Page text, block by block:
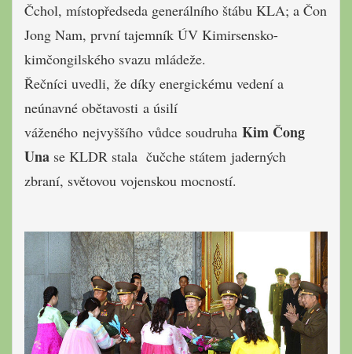
Čchol, místopředseda generálního štábu KLA; a Čon
Jong Nam, první tajemník ÚV Kimirsensko-
kimčongilského svazu mládeže.
Řečníci uvedli, že díky energickému vedení a
neúnavné obětavosti a úsilí
váženého nejvyššího vůdce soudruha Kim Čong
Una se KLDR stala čučche státem jaderných
zbraní, světovou vojenskou mocností.